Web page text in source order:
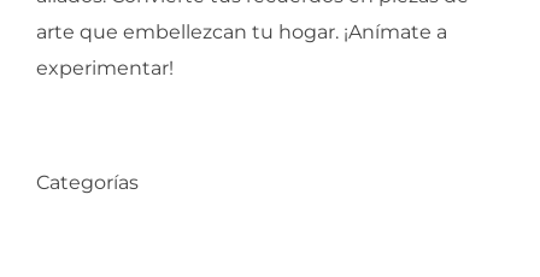
arte que embellezcan tu hogar. ¡Anímate a
experimentar!
Categorías